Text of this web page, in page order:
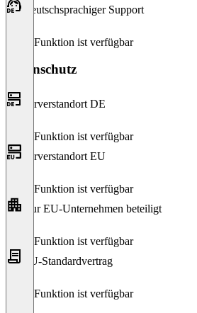
Deutschsprachiger Support
Diese Funktion ist verfügbar
Datenschutz
Serverstandort DE
Diese Funktion ist verfügbar
Serverstandort EU
Diese Funktion ist verfügbar
Nur EU-Unternehmen beteiligt
Diese Funktion ist verfügbar
EU-Standardvertrag
Diese Funktion ist verfügbar